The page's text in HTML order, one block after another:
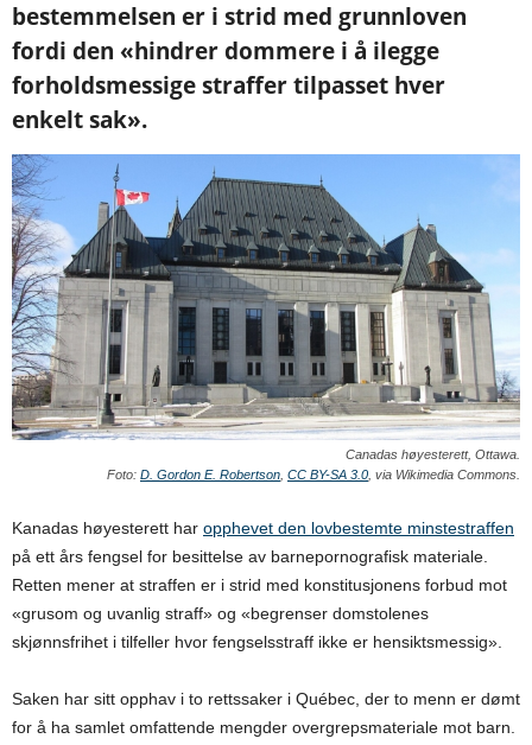
bestemmelsen er i strid med grunnloven
fordi den «hindrer dommere i å ilegge
forholdsmessige straffer tilpasset hver
enkelt sak».
Canadas høyesterett, Ottawa.
Foto: D. Gordon E. Robertson CC BY-SA 3.0 , via Wikimedia Commons.
Kanadas høyesterett har opphevet den lovbestemte minstestraffen
på ett års fengsel for besittelse av barnepornografisk materiale.
Retten mener at straffen er i strid med konstitusjonens forbud mot
«grusom og uvanlig straff» og «begrenser domstolenes
skjønnsfrihet i tilfeller hvor fengselsstraff ikke er hensiktsmessig».
Saken har sitt opphav i to rettssaker i Québec, der to menn er dømt
for å ha samlet omfattende mengder overgrepsmateriale mot barn.